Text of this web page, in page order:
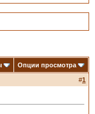
Опции просмотра
#1